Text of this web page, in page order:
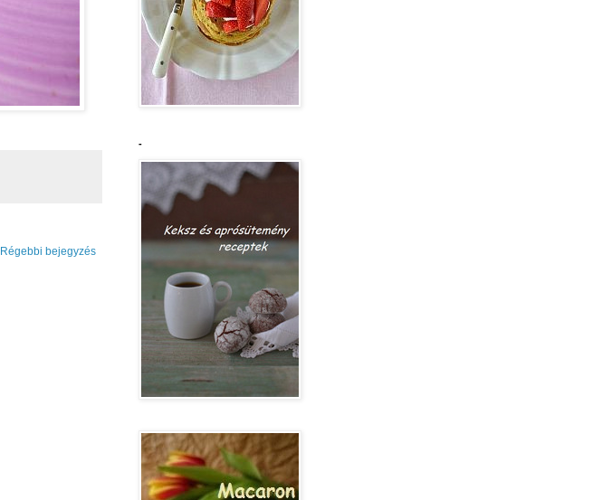
Régebbi bejegyzés
-